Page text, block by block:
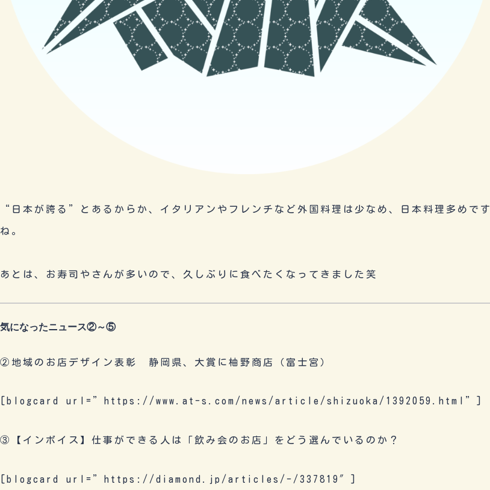
“日本が誇る”とあるからか、イタリアンやフレンチなど外国料理は少なめ、日本料理多めです
ね。
あとは、お寿司やさんが多いので、久しぶりに食べたくなってきました笑
気になったニュース②～⑤
②地域のお店デザイン表彰 静岡県、大賞に柚野商店（富士宮）
[blogcard url=”https://www.at-s.com/news/article/shizuoka/1392059.html”]
③【インボイス】仕事ができる人は「飲み会のお店」をどう選んでいるのか？
[blogcard url=”https://diamond.jp/articles/-/337819″]